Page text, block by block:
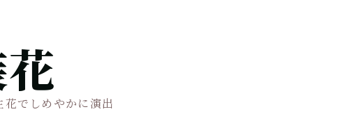
でしめやかに演出